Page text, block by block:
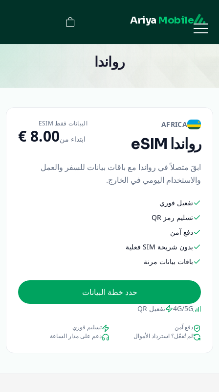
Ariya Mobile
رواندا
AFRICA
رواندا
البيانات فقط ESIM
ابتداء من
ابقَ متصلاً في رواندا مع باقات بيانات للسفر والعمل
والاستخدام اليومي في الخارج.
تفعيل فوري
تسليم رمز QR
دفع آمن
بدون شريحة SIM فعلية
باقات بيانات مرنة
حدد خطة البيانات
4G/5G تفعيل QR
دفع آمن
تسليم فوري
لم تُفعّل؟ استرداد الأموال
دعم على مدار الساعة